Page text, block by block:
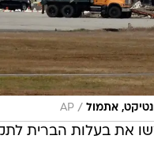
אתמול /
AP
את בעלות הברית